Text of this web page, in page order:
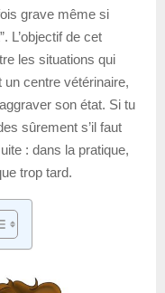
grave même si
L’objectif de cet
les situations qui
centre vétérinaire,
son état. Si tu
sûrement s’il faut
: dans la pratique,
trop tard.